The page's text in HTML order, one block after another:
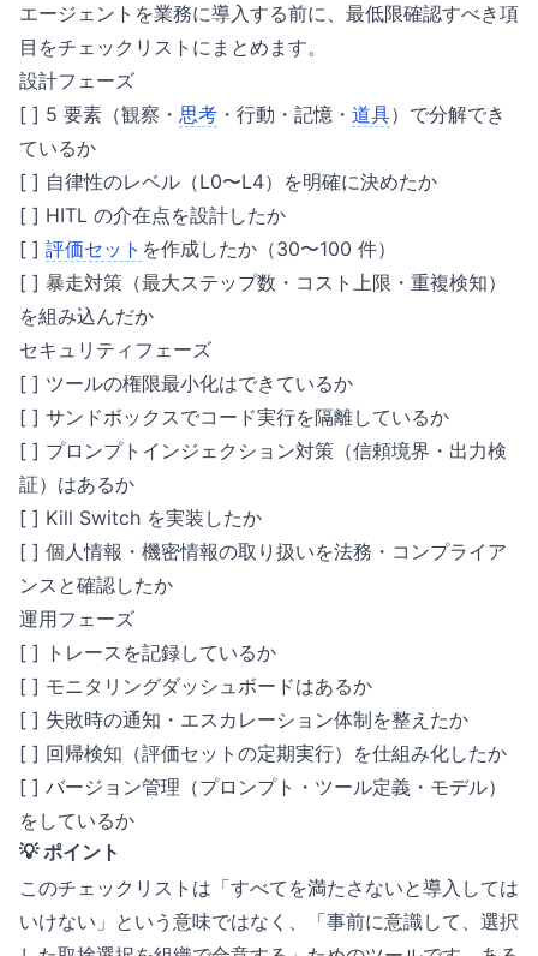
エージェントを業務に導入する前に、最低限確認すべき項
目をチェックリストにまとめます。
設計フェーズ
[ ] 5 要素（観察・ 思考 ・行動・記憶・ 道具）で分解でき
ているか
[ ] 自律性のレベル（L0〜L4）を明確に決めたか
[ ] HITL の介在点を設計したか
[ ] 評価セット を作成したか（30〜100 件）
[ ] 暴走対策（最大ステップ数・コスト上限・重複検知）
を組み込んだか
セキュリティフェーズ
[ ] ツールの権限最小化はできているか
[ ] サンドボックスでコード実行を隔離しているか
[ ] プロンプトインジェクション対策（信頼境界・出力検
証）はあるか
[ ] Kill Switch を実装したか
[ ] 個人情報・機密情報の取り扱いを法務・コンプライア
ンスと確認したか
運用フェーズ
[ ] トレースを記録しているか
[ ] モニタリングダッシュボードはあるか
[ ] 失敗時の通知・エスカレーション体制を整えたか
[ ] 回帰検知（評価セットの定期実行）を仕組み化したか
[ ] バージョン管理（プロンプト・ツール定義・モデル）
をしているか
💡 ポイント
このチェックリストは「すべてを満たさないと導入しては
いけない」という意味ではなく、「事前に意識して、選択